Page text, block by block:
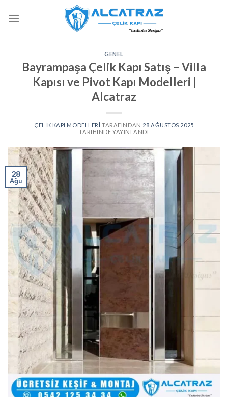
atla
GENEL
Bayrampaşa Çelik Kapı Satış – Villa
Kapısı ve Pivot Kapı Modelleri |
Alcatraz
ÇELIK KAPI MODELLERI TARAFINDAN 28 AĞUSTOS 2025
TARIHINDE YAYINLANDI
28
Ağu